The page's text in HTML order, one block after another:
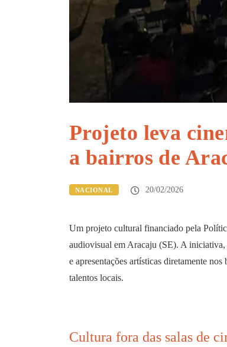
Projeto leva
a bairros de
NACIONAL 20/02/2026
Um projeto cultural financiado pela
audiovisual em Aracaju (SE). A iniciativa,
e apresentações artísticas diretamente
talentos locais.
Cultura fora das salas de